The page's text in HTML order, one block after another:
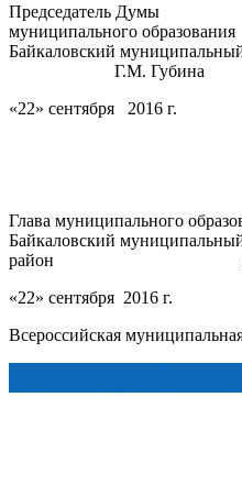
Председатель Думы
муниципального образования
Байкаловский
Г.М. Губина
«22» сентября 2016 г.
Глава муниципального
Байкаловский
район А.А.
«22» сентября 2016 г.
Всероссийская